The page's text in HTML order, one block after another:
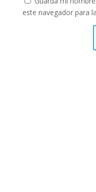
este navegador para